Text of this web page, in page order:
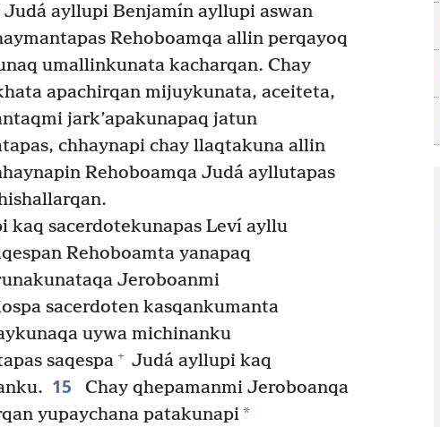
ayllupi Benjamín ayllupi aswan
Rehoboamqa allin perqayoq
umallinkunata kacharqan. Chay
apachirqan mijuykunata, aceiteta,
jark’apakunapaq jatun
chhaynapi chay llaqtakuna allin
Rehoboamqa Judá ayllutapas
kaq sacerdotekunapas Leví ayllu
Rehoboamta yanapaq
Jeroboanmi
sacerdoten kasqankumanta
uywa michinanku
saqespa + Judá ayllupi kaq
15
Chay qhepamanmi Jeroboanqa
yupaychana patakunapi*